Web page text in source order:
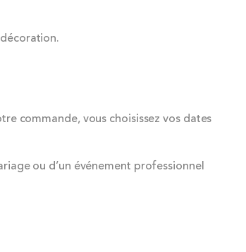
commande, vous choisissez vos dates
ou d’un événement professionnel